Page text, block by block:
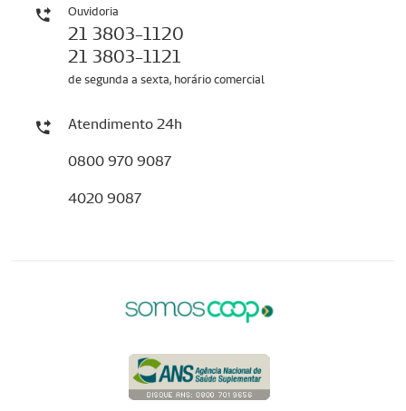
Ouvidoria
21 3803-1120
21 3803-1121
de segunda a sexta, horário comercial
Atendimento 24h
0800 970 9087
4020 9087